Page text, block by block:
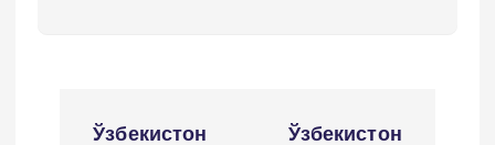
Ўзбекистон
Ўзбекистон